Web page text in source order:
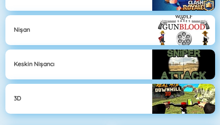
Nişan
Keskin Nişancı
3D